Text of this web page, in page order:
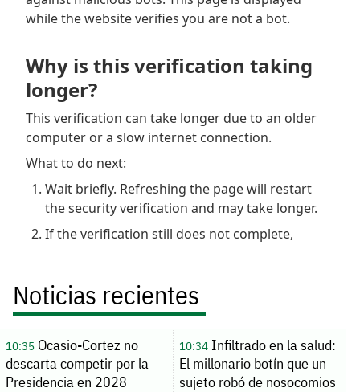
Noticias recientes
10:35Ocasio-Cortez no
descarta competir por la
Presidencia en 2028
10:34Infiltrado en la salud:
El millonario botín que un
sujeto robó de nosocomios